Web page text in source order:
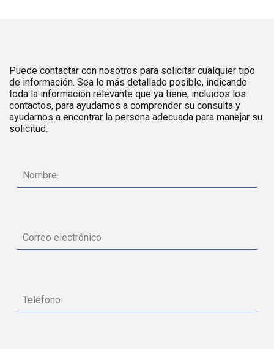
Puede contactar con nosotros para solicitar cualquier tipo
de información. Sea lo más detallado posible, indicando
toda la información relevante que ya tiene, incluidos los
contactos, para ayudarnos a comprender su consulta y
ayudarnos a encontrar la persona adecuada para manejar su
solicitud.